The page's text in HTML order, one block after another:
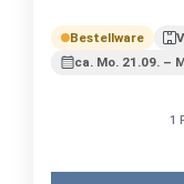
Bestellware
ca. Mo. 21.09. –
1